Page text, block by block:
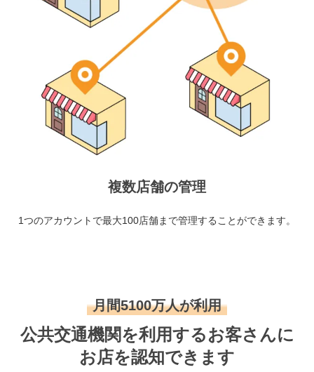
複数店舗の管理
1つのアカウントで最大100店舗まで管理することができます。
月間5100万人が利用
公共交通機関を利用するお客さんに
お店を認知できます